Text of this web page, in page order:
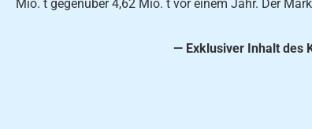
Mio. t gegenüber 4,62 Mio. t vor einem Jahr. Der
— Exklusiver Inhalt des